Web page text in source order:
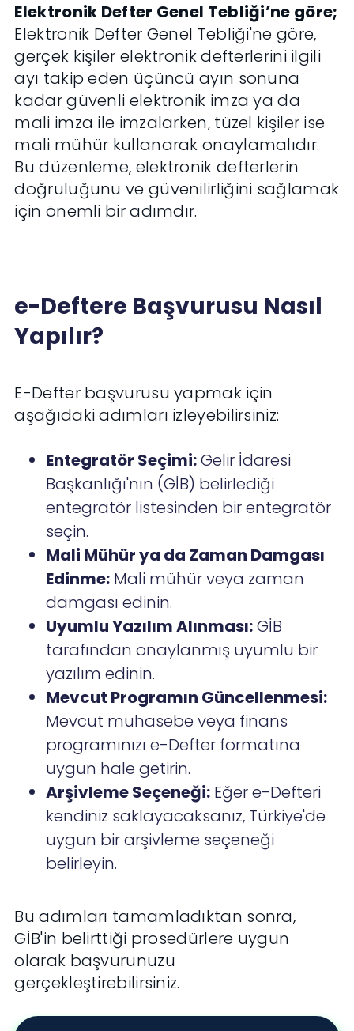
Elektronik Defter Genel Tebliği’ne göre;
Elektronik Defter Genel Tebliği'ne göre,
gerçek kişiler elektronik defterlerini ilgili
ayı takip eden üçüncü ayın sonuna
kadar güvenli elektronik imza ya da
mali imza ile imzalarken, tüzel kişiler ise
mali mühür kullanarak onaylamalıdır.
Bu düzenleme, elektronik defterlerin
doğruluğunu ve güvenilirliğini sağlamak
için önemli bir adımdır.
e-Deftere Başvurusu Nasıl
Yapılır?
E-Defter başvurusu yapmak için
aşağıdaki adımları izleyebilirsiniz:
Entegratör Seçimi:Gelir İdaresi
Başkanlığı'nın (GİB) belirlediği
entegratör listesinden bir entegratör
seçin.
Mali Mühür ya da Zaman Damgası
Edinme: Mali mühür veya zaman
damgası edinin.
Uyumlu Yazılım Alınması:GİB
tarafından onaylanmış uyumlu bir
yazılım edinin.
Mevcut Programın Güncellenmesi:
Mevcut muhasebe veya finans
programınızı e-Defter formatına
uygun hale getirin.
Arşivleme Seçeneği: Eğer e-Defteri
kendiniz saklayacaksanız, Türkiye'de
uygun bir arşivleme seçeneği
belirleyin.
Bu adımları tamamladıktan sonra,
GİB'in belirttiği prosedürlere uygun
olarak başvurunuzu
gerçekleştirebilirsiniz.